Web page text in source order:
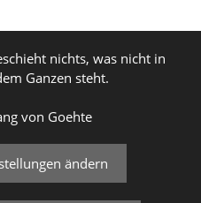
nichts, was nicht in
Ganzen steht.
von Goehte
ändern